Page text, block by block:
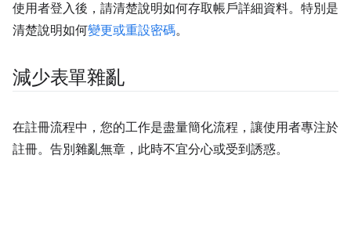
使用者登入後，請清楚說明如何存取帳戶詳細資料。特別是
清楚說明如何變更或重設密碼。
減少表單雜亂
在註冊流程中，您的工作是盡量簡化流程，讓使用者專注於
註冊。告別雜亂無章，此時不宜分心或受到誘惑。